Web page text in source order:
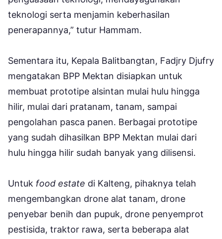
teknologi serta menjamin keberhasilan
penerapannya,” tutur Hammam.
Sementara itu, Kepala Balitbangtan, Fadjry Djufry
mengatakan BPP Mektan disiapkan untuk
membuat prototipe alsintan mulai hulu hingga
hilir, mulai dari pratanam, tanam, sampai
pengolahan pasca panen. Berbagai prototipe
yang sudah dihasilkan BPP Mektan mulai dari
hulu hingga hilir sudah banyak yang dilisensi.
Untuk food estate di Kalteng, pihaknya telah
mengembangkan drone alat tanam, drone
penyebar benih dan pupuk, drone penyemprot
pestisida, traktor rawa, serta beberapa alat